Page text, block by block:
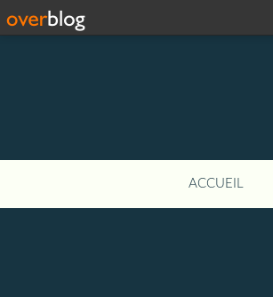
ACCUEIL